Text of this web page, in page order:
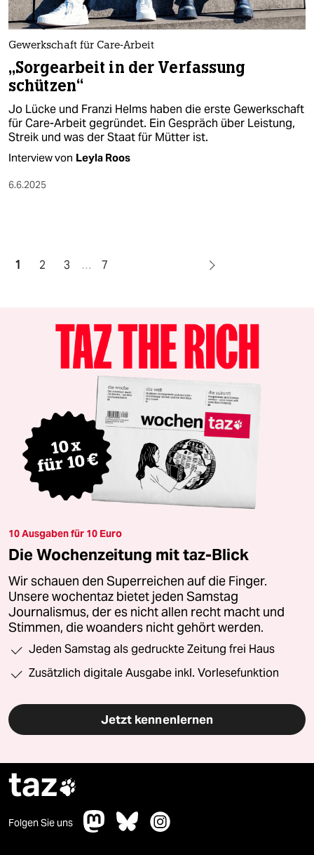
Gewerkschaft für Care-Arbeit
„Sorgearbeit in der Verfassung
schützen“
Jo Lücke und Franzi Helms haben die erste Gewerkschaft
für Care-Arbeit gegründet. Ein Gespräch über Leistung,
Streik und was der Staat für Mütter ist.
Interview von Leyla Roos
6.6.2025
1 2 3 … 7
10 Ausgaben für 10 Euro
Die Wochenzeitung mit taz-Blick
Wir schauen den Superreichen auf die Finger.
Unsere wochentaz bietet jeden Samstag
Journalismus, der es nicht allen recht macht und
Stimmen, die woanders nicht gehört werden.
Jeden Samstag als gedruckte Zeitung frei Haus
Zusätzlich digitale Ausgabe inkl. Vorlesefunktion
Jetzt kennenlernen
taz
Folgen Sie uns